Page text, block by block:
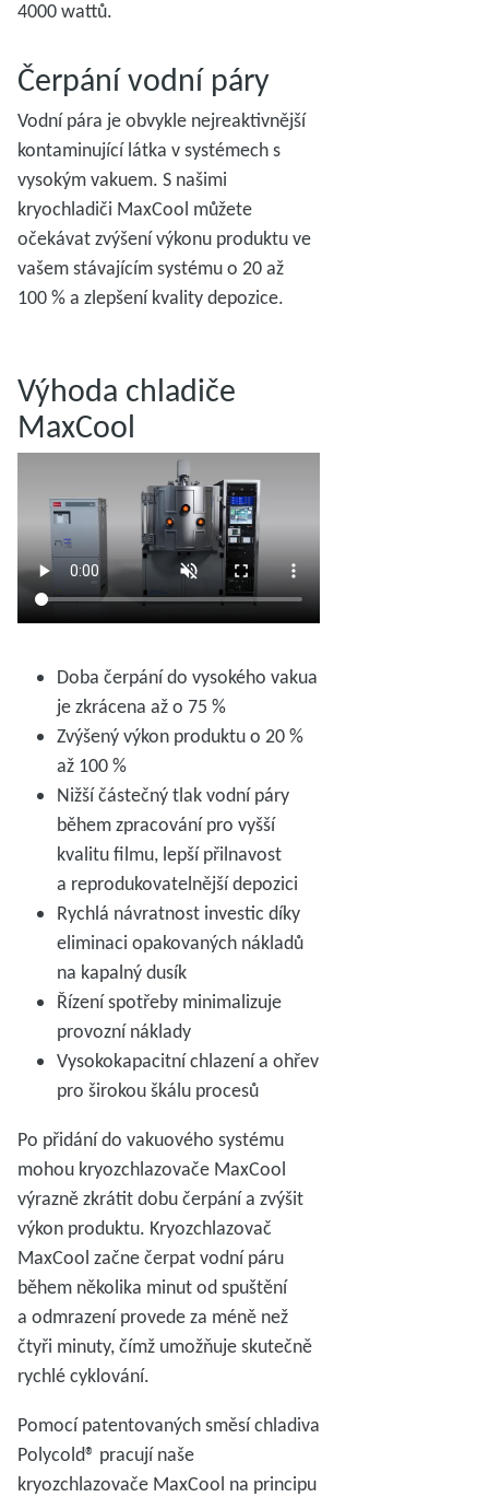
4000 wattů.
Čerpání vodní páry
Vodní pára je obvykle nejreaktivnější
kontaminující látka v systémech s
vysokým vakuem. S našimi
kryochladiči MaxCool můžete
očekávat zvýšení výkonu produktu ve
vašem stávajícím systému o 20 až
100 % a zlepšení kvality depozice.
Výhoda chladiče
MaxCool
Doba čerpání do vysokého vakua
je zkrácena až o 75 %
Zvýšený výkon produktu o 20 %
až 100 %
Nižší částečný tlak vodní páry
během zpracování pro vyšší
kvalitu filmu, lepší přilnavost
a reprodukovatelnější depozici
Rychlá návratnost investic díky
eliminaci opakovaných nákladů
na kapalný dusík
Řízení spotřeby minimalizuje
provozní náklady
Vysokokapacitní chlazení a ohřev
pro širokou škálu procesů
Po přidání do vakuového systému
mohou kryozchlazovače MaxCool
výrazně zkrátit dobu čerpání a zvýšit
výkon produktu. Kryozchlazovač
MaxCool začne čerpat vodní páru
během několika minut od spuštění
a odmrazení provede za méně než
čtyři minuty, čímž umožňuje skutečně
rychlé cyklování.
Pomocí patentovaných směsí chladiva
Polycold® pracují naše
kryozchlazovače MaxCool na principu